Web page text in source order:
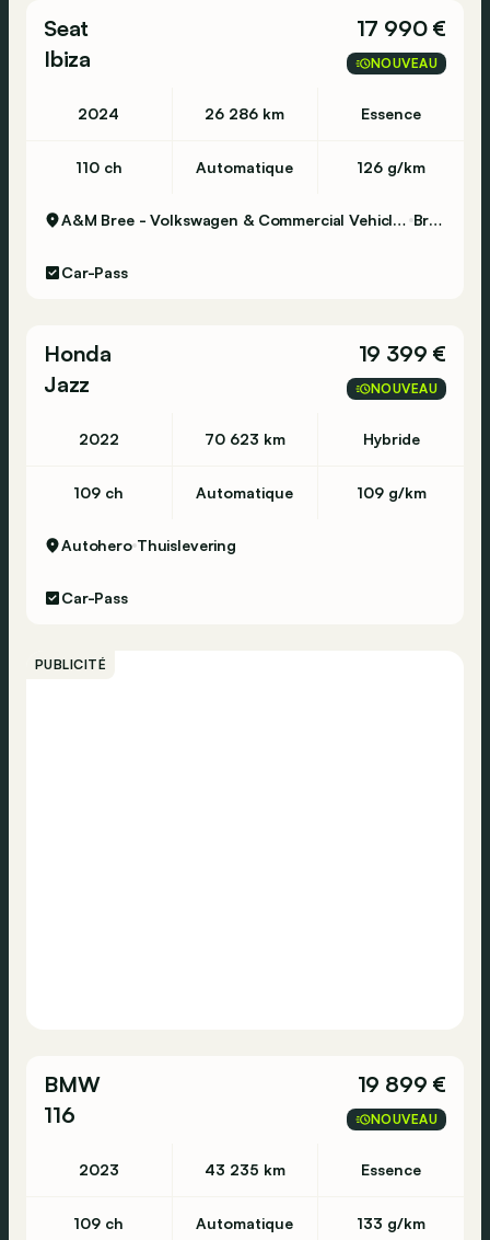
Seat
Ibiza
17 990 €
NOUVEAU
2024 26 286 km Essence
110 ch Automatique 126 g/km
A&M Bree - Volkswagen & Commercial Vehicles Bree
Car-Pass
Honda
Jazz
19 399 €
NOUVEAU
2022 70 623 km Hybride
109 ch Automatique 109 g/km
Autohero Thuislevering
Car-Pass
PUBLICITÉ
BMW
116
19 899 €
NOUVEAU
2023 43 235 km Essence
109 ch Automatique 133 g/km